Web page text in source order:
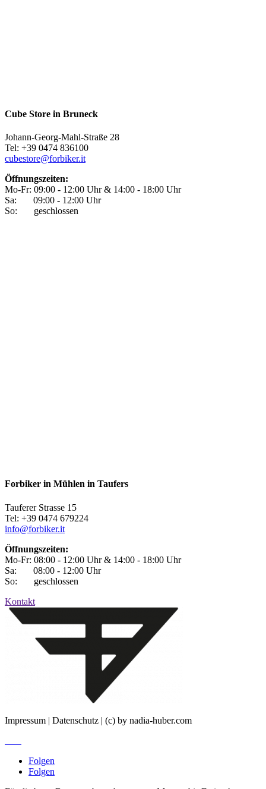
Cube Store in Bruneck
Johann-Georg-Mahl-Straße 28
Tel: +39 0474 836100
cubestore@forbiker.it
Öffnungszeiten:
Mo-Fr: 09:00 - 12:00 Uhr & 14:00 - 18:00 Uhr
Sa: 09:00 - 12:00 Uhr
So: geschlossen
Forbiker in Mühlen in Taufers
Tauferer Strasse 15
Tel: +39 0474 679224
info@forbiker.it
Öffnungszeiten:
Mo-Fr: 08:00 - 12:00 Uhr & 14:00 - 18:00 Uhr
Sa: 08:00 - 12:00 Uhr
So: geschlossen
Kontakt
Impressum | Datenschutz | (c) by nadia-huber.com
Folgen
Folgen